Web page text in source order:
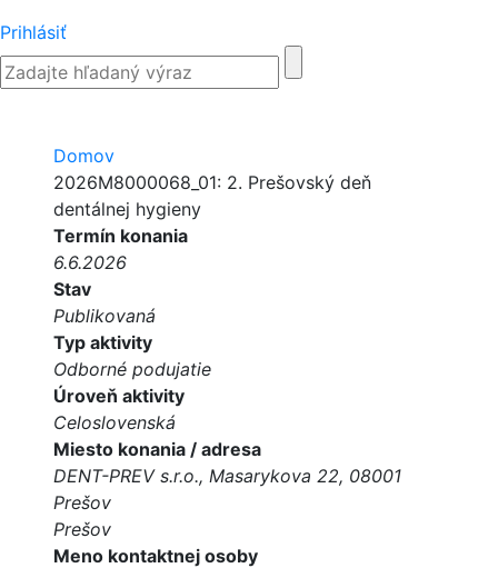
Prihlásiť
Domov
2026M8000068_01: 2. Prešovský deň
dentálnej hygieny
Termín konania
6.6.2026
Stav
Publikovaná
Typ aktivity
Odborné podujatie
Úroveň aktivity
Celoslovenská
Miesto konania / adresa
DENT-PREV s.r.o., Masarykova 22, 08001
Prešov
Prešov
Meno kontaktnej osoby